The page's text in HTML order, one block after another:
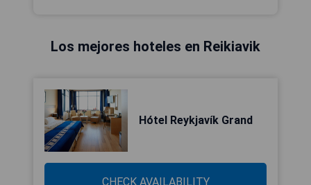
Los mejores hoteles en Reikiavik
Hótel Reykjavík Grand
CHECK AVAILABILITY